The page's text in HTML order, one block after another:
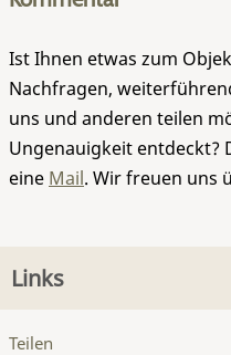
Ist Ihnen etwas zum
Nachfragen,
uns und anderen teilen
Ungenauigkeit entdeckt?
eine Mail. Wir freuen uns
Links
Teilen